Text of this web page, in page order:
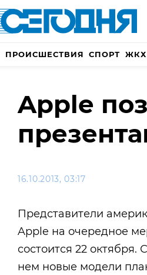
ПРОИСШЕСТВИЯ СПОРТ ЖКХ
Apple
16.10.2013, 03:17
Представители
Apple на очередное
состоится 22 октября.
нем новые модели